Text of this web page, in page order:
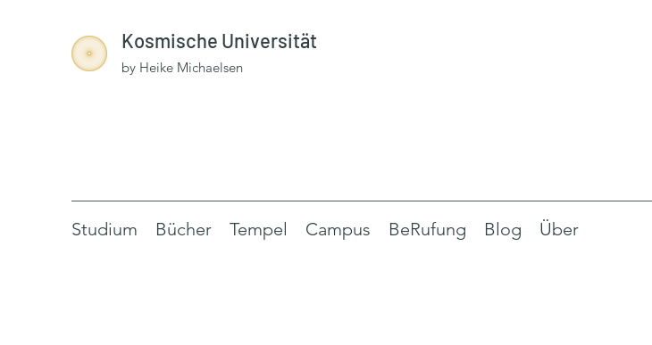
Kosmische Universität
by Heike Michaelsen
Studium Bücher Tempel Campus BeRufung Blog Über